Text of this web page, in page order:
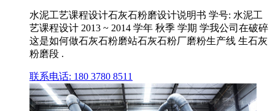
水泥工艺课程设计石灰石粉磨设计说明书 学号: 水泥工
艺课程设计 2013 ~ 2014 学年 秋季 学期 学我公司在破碎
这是如何做石灰石粉磨站石灰石粉厂磨粉生产线 生石灰
粉磨段 .
联系电话: 180 3780 8511